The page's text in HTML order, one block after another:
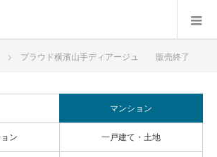
プラウド横濱山手ディアージュ 販売終了
マンション
ン 一戸建て・土地